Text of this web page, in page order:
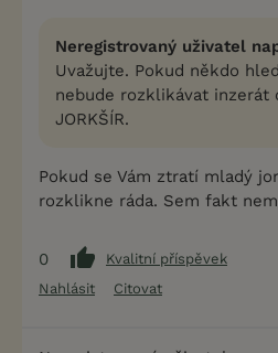
Neregistrovaný uživatel
Uvažujte. Pokud někdo
nebude rozklikávat inzerát
JORKŠÍR.
Pokud se Vám ztratí mladý
rozklikne ráda. Sem fakt
0
Kvalitní příspěvek
Nahlásit
Citovat